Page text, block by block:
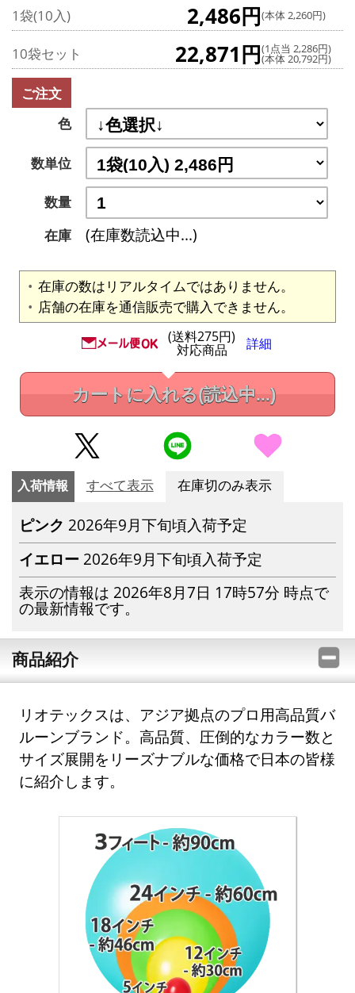
1袋(10入) 2,486円(本体 2,260円)
10袋セット 22,871円(1点当 2,286円)
(本体 20,792円)
ご注文
色
数単位
数量
在庫
(在庫数読込中...)
在庫の数はリアルタイムではありません。
店舗の在庫を通信販売で購入できません。
(送料275円)
対応商品 詳細
カートに入れる(読込中...)
入荷情報 すべて表示 在庫切のみ表示
ピンク 2026年9月下旬頃入荷予定
イエロー 2026年9月下旬頃入荷予定
表示の情報は 2026年8月7日 17時57分 時点で
の最新情報です。
商品紹介
リオテックスは、アジア拠点のプロ用高品質バ
ルーンブランド。高品質、圧倒的なカラー数と
サイズ展開をリーズナブルな価格で日本の皆様
に紹介します。